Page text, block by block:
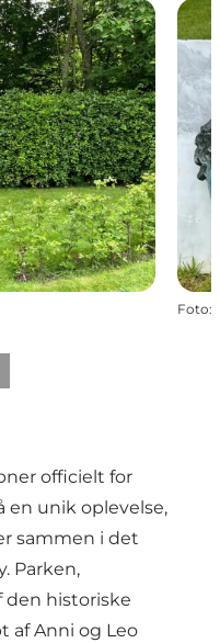
Foto:
officielt for
en unik oplevelse,
sammen i det
Parken,
den historiske
af Anni og Leo